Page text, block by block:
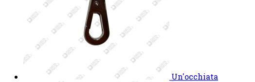
Un'occhiata